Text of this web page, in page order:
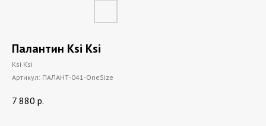
Палантин Ksi Ksi
Ksi Ksi
Артикул: ПАЛАНТ-041-OneSize
7 880 р.